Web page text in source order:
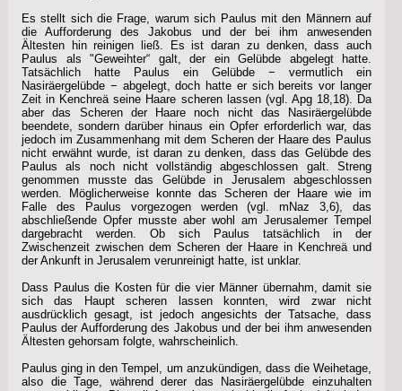
Es stellt sich die Frage, warum sich Paulus mit den Männern auf
die Aufforderung des Jakobus und der bei ihm anwesenden
Ältesten hin reinigen ließ. Es ist daran zu denken, dass auch
Paulus als "Geweihter“ galt, der ein Gelübde abgelegt hatte.
Tatsächlich hatte Paulus ein Gelübde − vermutlich ein
Nasiräergelübde − abgelegt, doch hatte er sich bereits vor langer
Zeit in Kenchreä seine Haare scheren lassen (vgl. Apg 18,18). Da
aber das Scheren der Haare noch nicht das Nasiräergelübde
beendete, sondern darüber hinaus ein Opfer erforderlich war, das
jedoch im Zusammenhang mit dem Scheren der Haare des Paulus
nicht erwähnt wurde, ist daran zu denken, dass das Gelübde des
Paulus als noch nicht vollständig abgeschlossen galt. Streng
genommen musste das Gelübde in Jerusalem abgeschlossen
werden. Möglicherweise konnte das Scheren der Haare wie im
Falle des Paulus vorgezogen werden (vgl. mNaz 3,6), das
abschließende Opfer musste aber wohl am Jerusalemer Tempel
dargebracht werden. Ob sich Paulus tatsächlich in der
Zwischenzeit zwischen dem Scheren der Haare in Kenchreä und
der Ankunft in Jerusalem verunreinigt hatte, ist unklar.
Dass Paulus die Kosten für die vier Männer übernahm, damit sie
sich das Haupt scheren lassen konnten, wird zwar nicht
ausdrücklich gesagt, ist jedoch angesichts der Tatsache, dass
Paulus der Aufforderung des Jakobus und der bei ihm anwesenden
Ältesten gehorsam folgte, wahrscheinlich.
Paulus ging in den Tempel, um anzukündigen, dass die Weihetage,
also die Tage, während derer das Nasiräergelübde einzuhalten